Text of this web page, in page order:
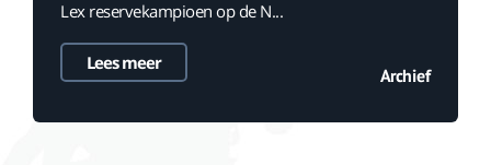
Lex reservekampioen op de N...
Lees meer
Archief